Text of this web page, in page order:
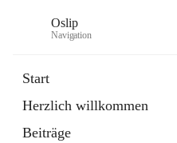
Oslip
Navigation
Start
Herzlich willkommen
Beiträge
Externe Webseite
in